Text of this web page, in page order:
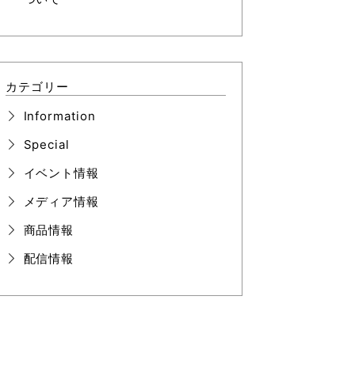
カテゴリー
Information
Special
イベント情報
メディア情報
商品情報
配信情報